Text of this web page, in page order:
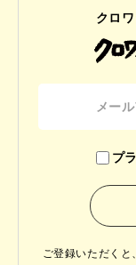
クロ
プ
ご登録いただくと